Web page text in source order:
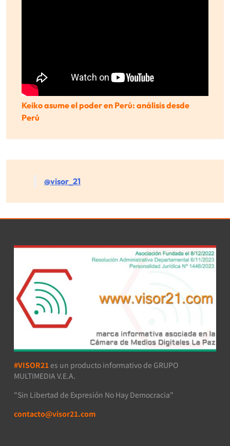
Keiko asume el poder en Perú: análisis desde
Perú
@visor_21
#VISOR21 es un producto informativo de GRUPO
MULTIMEDIA V.E.A.
"Sin Libertad de Expresión No Hay Democracia"
contacto@visor21.com